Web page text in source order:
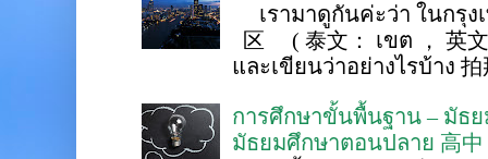
เรามาดูกันค่ะว่า ในกรุง
区 ( 泰文： เขต ， 英
และเขียนว่าอย่างไรบ้าง 拍
การศึกษาขั้นพื้นฐาน – มัธ
มัธยมศึกษาตอนปลาย 高中